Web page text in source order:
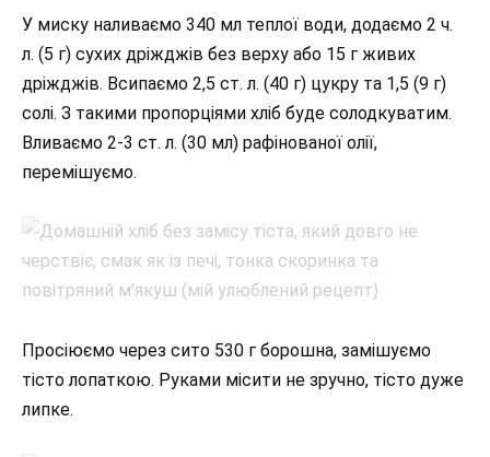
У миску наливаємо 340 мл теплої води, додаємо 2 ч.
л. (5 г) сухих дріжджів без верху або 15 г живих
дріжджів. Всипаємо 2,5 ст. л. (40 г) цукру та 1,5 (9 г)
солі. З такими пропорціями хліб буде солодкуватим.
Вливаємо 2-3 ст. л. (30 мл) рафінованої олії,
перемішуємо.
Просіюємо через сито 530 г борошна, замішуємо
тісто лопаткою. Руками місити не зручно, тісто дуже
липке.